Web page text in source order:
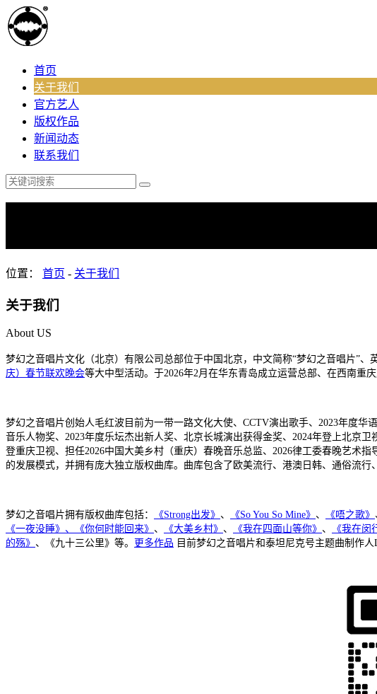
首页
关于我们
官方艺人
版权作品
新闻动态
联系我们
位置： 首页 - 关于我们
关于我们
About US
梦幻之音唱片文化（北京）有限公司总部位于中国北京，中文简称“梦幻之音唱片”、
庆）春节联欢晚会等大中型活动。于2026年2月在华东青岛成立运营总部、在西南重庆
梦幻之音唱片创始人毛红波目前为一带一路文化大使、CCTV演出歌手、2023年度华
音乐人物奖、2023年度乐坛杰出新人奖、北京长城演出获得金奖、2024年登上北京
登重庆卫视、担任2026中国大美乡村（重庆）春晚音乐总监、2026律工委春晚艺术指
的发展模式，并拥有庞大独立版权曲库。曲库包含了欧美流行、港澳日韩、通俗流行
梦幻之音唱片拥有版权曲库包括： 《Strong出发》 、 《So You So Mine》 、 《唔之歌》
《一夜没睡》 、 《你何时能回来》 、 《大美乡村》 、 《我在四面山等你》 、 《我在闵
的殇》 、《九十三公里》等。 更多作品 目前梦幻之音唱片和泰坦尼克号主题曲制作人